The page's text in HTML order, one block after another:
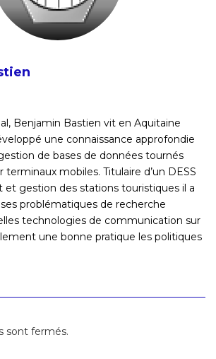
Benjamin Bastien vit en Aquitaine
une connaissance approfondie
de bases de données tournés
terminaux mobiles. Titulaire d’un DESS
gestion des stations touristiques il a
problématiques de recherche
technologies de communication sur
une bonne pratique les politiques
sont fermés.